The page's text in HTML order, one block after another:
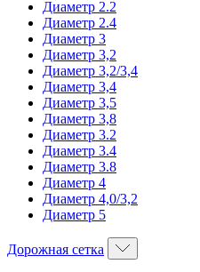
Диаметр 2.2
Диаметр 2.4
Диаметр 3
Диаметр 3,2
Диаметр 3,2/3,4
Диаметр 3,4
Диаметр 3,5
Диаметр 3,8
Диаметр 3.2
Диаметр 3.4
Диаметр 3.8
Диаметр 4
Диаметр 4,0/3,2
Диаметр 5
Дорожная сетка